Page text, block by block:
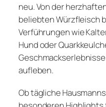
neu. Von der
beliebten Würzfleisch
Verführungen wie
Hund oder
aufleben.
Ob tägliche